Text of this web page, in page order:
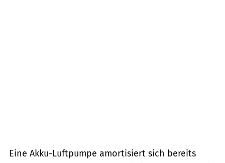
Eine Akku-Luftpumpe amortisiert sich bereits